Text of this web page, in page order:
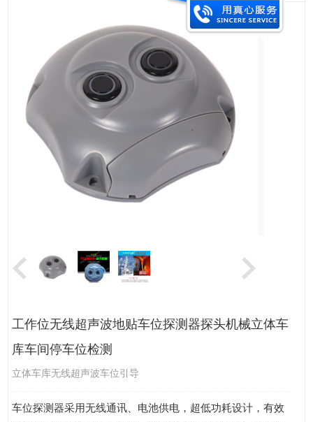
工作位无线超声波地贴车位探测器探头机械立体车
库车间停车位检测
立体车库无线超声波车位引导
车位探测器采用无线通讯、电池供电，超低功耗设计，有效